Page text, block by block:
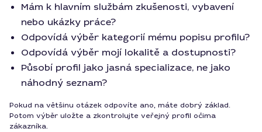
Mám k hlavním službám zkušenosti, vybavení
nebo ukázky práce?
Odpovídá výběr kategorií mému popisu profilu?
Odpovídá výběr mojí lokalitě a dostupnosti?
Působí profil jako jasná specializace, ne jako
náhodný seznam?
Pokud na většinu otázek odpovíte ano, máte dobrý základ.
Potom výběr uložte a zkontrolujte veřejný profil očima
zákazníka.